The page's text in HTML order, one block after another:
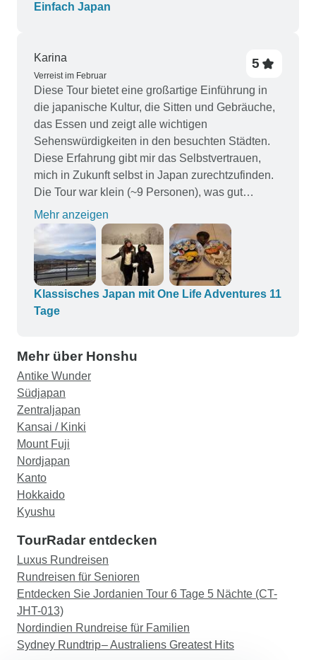
Einfach Japan
Karina
Verreist im Februar
5
Diese Tour bietet eine großartige Einführung in
die japanische Kultur, die Sitten und Gebräuche,
das Essen und zeigt alle wichtigen
Sehenswürdigkeiten in den besuchten Städten.
Diese Erfahrung gibt mir das Selbstvertrauen,
mich in Zukunft selbst in Japan zurechtzufinden.
Die Tour war klein (~9 Personen), was gut
funktionierte, vor allem, wenn man sich auf
belebten öffentlichen Plätzen bewegt, und ich
hatte mehr von der Erfahrung. Unser Reiseleiter
Daan war fantastisch, er war freundlich,
kenntnisreich und kümmerte sich um die gesamte
Recherche, die Logistik und gab Vorschläge für
außerschulische Aktivitäten. Die Tage werden mit
steht, damit Sie sich entspannen oder weitere
Dinge sehen können, die nicht offiziell auf der
Tour stehen. Daan ließ uns wissen, wie viel Zeit
uns zur Verfügung stand und was machbar war.
Wir haben es an einem Nachmittag nach Nara
geschafft, um den Hirsch zu sehen! Im Gegensatz
zu anderen Gruppentouren, an denen ich
teilgenommen habe, war diese Tour flexibel für
diejenigen, die besondere
Ernährungsbedürfnisse haben, denn es gab viele
suchen muss. Der Reiseleiter begleitete uns nicht
bei der Skiverlängerung, aber sie kümmerten sich
um den Transport, die Unterkunft und den Verleih,
um uns den Übergang ohne den Reiseleiter zu
erleichtern. Der Pulverschnee im Januar war die
perfekte Voraussetzung für Skianfänger, um das
Skifahren zu lernen!
Mehr anzeigen
Klassisches Japan mit One Life Adventures 11
Tage
Mehr über Honshu
Antike Wunder
Südjapan
Zentraljapan
Kansai / Kinki
Mount Fuji
Nordjapan
Kanto
Hokkaido
Kyushu
TourRadar entdecken
Luxus Rundreisen
Rundreisen für Senioren
Entdecken Sie Jordanien Tour 6 Tage 5 Nächte (CT-
JHT-013)
Nordindien Rundreise für Familien
Sydney Rundtrip – Australiens Greatest Hits